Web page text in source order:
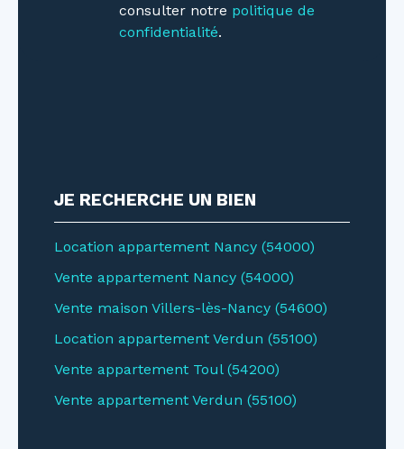
consulter notre politique de
confidentialité.
JE RECHERCHE UN BIEN
Location appartement Nancy (54000)
Vente appartement Nancy (54000)
Vente maison Villers-lès-Nancy (54600)
Location appartement Verdun (55100)
Vente appartement Toul (54200)
Vente appartement Verdun (55100)